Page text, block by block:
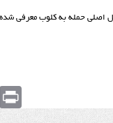
اصلی حمله به کلوب معرفی
Print